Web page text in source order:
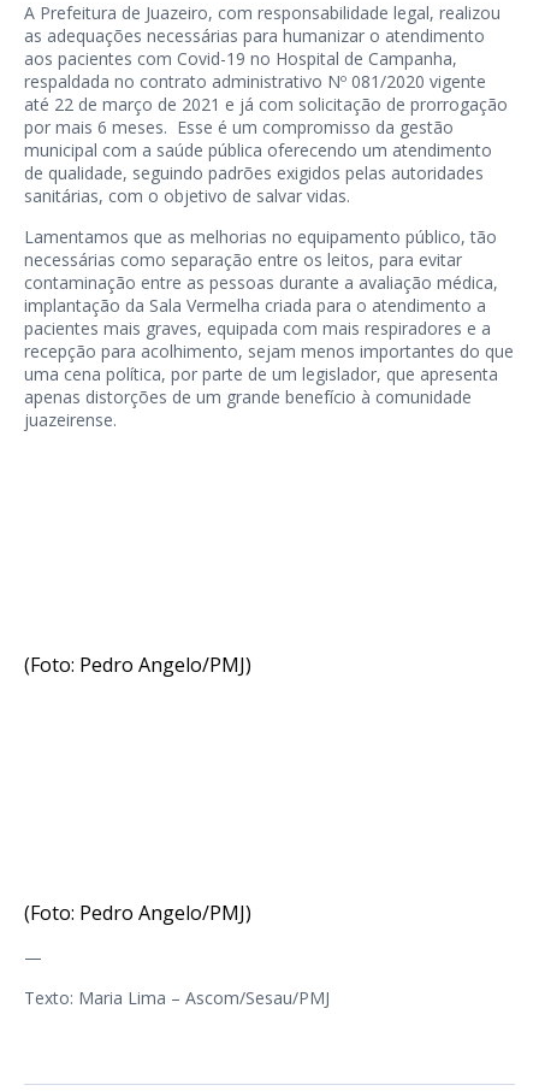
A Prefeitura de Juazeiro, com responsabilidade legal, realizou
as adequações necessárias para humanizar o atendimento
aos pacientes com Covid-19 no Hospital de Campanha,
respaldada no contrato administrativo Nº 081/2020 vigente
até 22 de março de 2021 e já com solicitação de prorrogação
por mais 6 meses. Esse é um compromisso da gestão
municipal com a saúde pública oferecendo um atendimento
de qualidade, seguindo padrões exigidos pelas autoridades
sanitárias, com o objetivo de salvar vidas.
Lamentamos que as melhorias no equipamento público, tão
necessárias como separação entre os leitos, para evitar
contaminação entre as pessoas durante a avaliação médica,
implantação da Sala Vermelha criada para o atendimento a
pacientes mais graves, equipada com mais respiradores e a
recepção para acolhimento, sejam menos importantes do que
uma cena política, por parte de um legislador, que apresenta
apenas distorções de um grande benefício à comunidade
juazeirense.
(Foto: Pedro Angelo/PMJ)
(Foto: Pedro Angelo/PMJ)
—
Texto: Maria Lima – Ascom/Sesau/PMJ